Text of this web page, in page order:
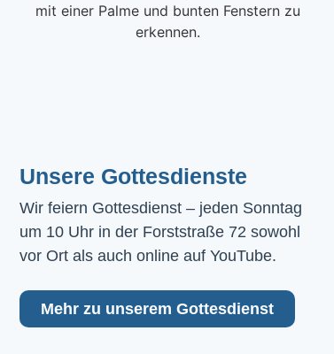
Unsere Gottesdienste
Wir feiern Gottesdienst – jeden Sonntag
um 10 Uhr in der Forststraße 72 sowohl
vor Ort als auch online auf YouTube.
Mehr zu unserem Gottesdienst